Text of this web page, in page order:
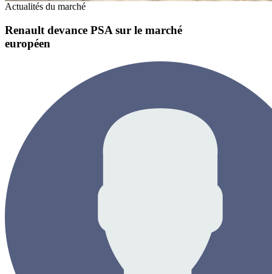
Actualités du marché
Renault devance PSA sur le marché
européen